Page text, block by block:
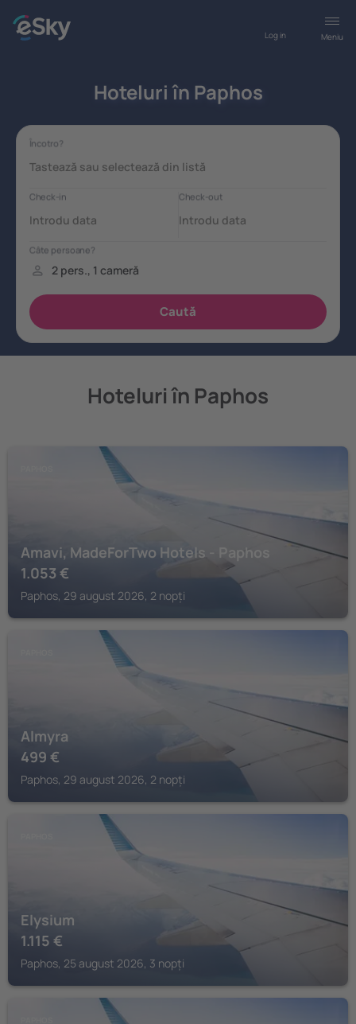
Meniu
Log in
Hoteluri în Paphos
Hoteluri în Paphos
Amavi, MadeForTwo Hotels - Paphos
1.053 €
Paphos, 29 august 2026, 2 nopți
Almyra
499 €
Paphos, 29 august 2026, 2 nopți
Elysium
1.115 €
Paphos, 25 august 2026, 3 nopți